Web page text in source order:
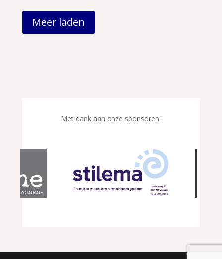
Meer laden
Met dank aan onze sponsoren: